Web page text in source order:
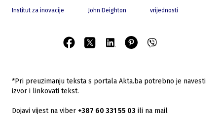
Institut za inovacije John Deighton vrijednosti
*Pri preuzimanju teksta s portala Akta.ba potrebno je navesti
izvor i linkovati tekst.
Dojavi vijest na viber +387 60 331 55 03 ili na mail